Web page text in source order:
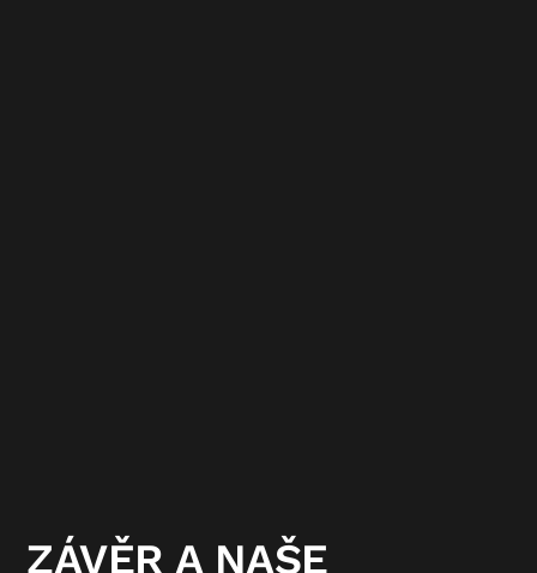
ZÁVĚR A NAŠE